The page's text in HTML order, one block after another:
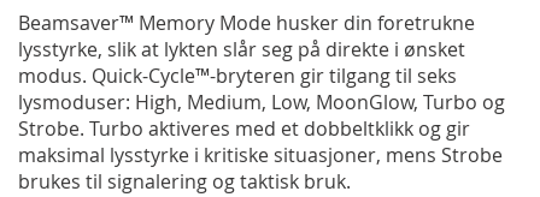
Beamsaver™ Memory Mode husker din foretrukne
lysstyrke, slik at lykten slår seg på direkte i ønsket
modus. Quick-Cycle™-bryteren gir tilgang til seks
lysmoduser: High, Medium, Low, MoonGlow, Turbo og
Strobe. Turbo aktiveres med et dobbeltklikk og gir
maksimal lysstyrke i kritiske situasjoner, mens Strobe
brukes til signalering og taktisk bruk.